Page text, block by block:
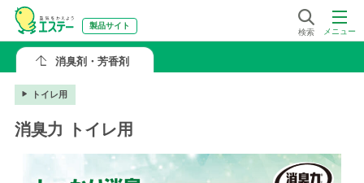
メニュー
検索
製品サイト
消臭剤・芳香剤
トイレ用
消臭力 トイレ用